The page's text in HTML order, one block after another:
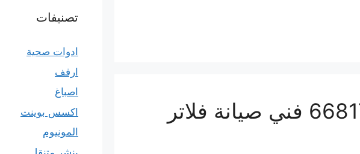
تركيب فلاتر دسمان 66817766 فني صيانة فلاتر
تصنيفات
ادوات صحية
ارفف
اصباغ
اكسس بوينت
المونيوم